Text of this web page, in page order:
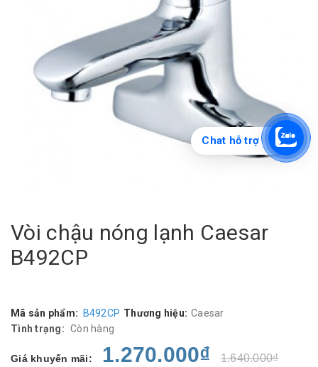
Vòi chậu nóng lạnh Caesar
B492CP
Mã sản phẩm: B492CP Thương hiệu: Caesar
Tình trạng: Còn hàng
Giá khuyến mãi: 1.270.000₫ 1.640.000₫
Chat hỗ trợ